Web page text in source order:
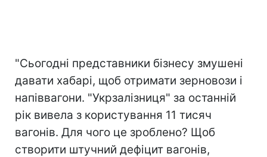
"Сьогодні представники бізнесу змушені
давати хабарі, щоб отримати зерновози і
напіввагони. "Укрзалізниця" за останній
рік вивела з користування 11 тисяч
вагонів. Для чого це зроблено? Щоб
створити штучний дефіцит вагонів,